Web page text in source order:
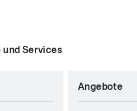
und Services
Angebote